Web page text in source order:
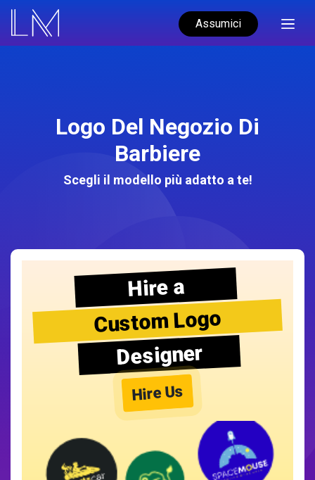
Assumici
Logo Del Negozio Di
Barbiere
Scegli il modello più adatto a te!
Hire a
Custom Logo
Designer
Hire Us